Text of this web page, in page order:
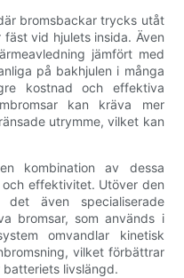
bromsbackar trycks utåt
vid hjulets insida. Även
jämfört med
på bakhjulen i många
kostnad och effektiva
kan kräva mer
utrymme, vilket kan
kombination av dessa
effektivitet. Utöver den
det även specialiserade
bromsar, som används i
omvandlar kinetisk
vilket förbättrar
livslängd.